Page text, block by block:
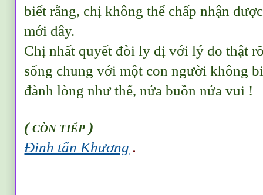
biết rằng, chị không thể chấp nhận
mới đây.
Chị nhất quyết đòi ly dị với lý do thật
sống chung với một con người không
đành lòng như thế, nửa buồn nửa vui !
(CÒN TIẾP )
Đinh tấn Khương .